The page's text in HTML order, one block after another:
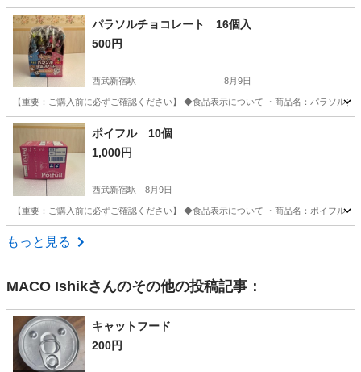
東京 杉並区 西武新宿駅
パラソルチョコレート 16個入
500円
西武新宿駅 8月9日
【重要：ご購入前に必ずご確認ください】 ◆食品表示について ・商品名：パラソル
東京 杉並区 西武新宿駅 食品
ポイフル 10個
1,000円
西武新宿駅 8月9日
【重要：ご購入前に必ずご確認ください】 ◆食品表示について ・商品名：ポイフル
東京 杉並区
もっと見る
MACO Ishikさんのその他の投稿記事：
キャットフード
200円